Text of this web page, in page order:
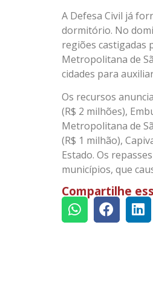
A Defesa Civil já
dormitório. No
regiões castigadas
Metropolitana de
cidades para
Os recursos
(R$ 2 milhões),
Metropolitana de
(R$ 1 milhão),
Estado. Os
municípios, que
Compartilhe